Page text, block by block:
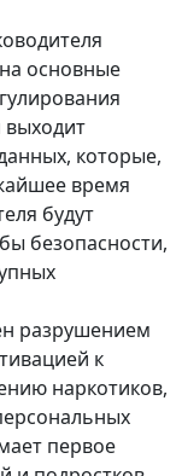
основные
выходит
которые,
время
будут
безопасности,
разрушением
к
наркотиков,
первое